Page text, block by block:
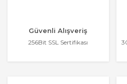
Güvenli Alışveriş
256Bit SSL Sertifikası